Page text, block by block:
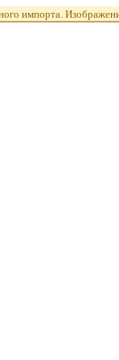
импорта.